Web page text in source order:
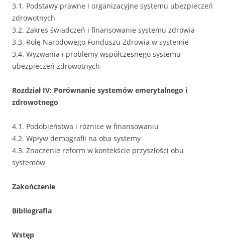
3.1. Podstawy prawne i organizacyjne systemu ubezpieczeń
zdrowotnych
3.2. Zakres świadczeń i finansowanie systemu zdrowia
3.3. Rolę Narodowego Funduszu Zdrowia w systemie
3.4. Wyzwania i problemy współczesnego systemu
ubezpieczeń zdrowotnych
Rozdział IV: Porównanie systemów emerytalnego i
zdrowotnego
4.1. Podobieństwa i różnice w finansowaniu
4.2. Wpływ demografii na oba systemy
4.3. Znaczenie reform w kontekście przyszłości obu
systemów
Zakończenie
Bibliografia
Wstęp